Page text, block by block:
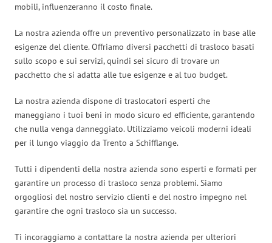
mobili, influenzeranno il costo finale.
La nostra azienda offre un preventivo personalizzato in base alle
esigenze del cliente. Offriamo diversi pacchetti di trasloco basati
sullo scopo e sui servizi, quindi sei sicuro di trovare un
pacchetto che si adatta alle tue esigenze e al tuo budget.
La nostra azienda dispone di traslocatori esperti che
maneggiano i tuoi beni in modo sicuro ed efficiente, garantendo
che nulla venga danneggiato. Utilizziamo veicoli moderni ideali
per il lungo viaggio da Trento a Schifflange.
Tutti i dipendenti della nostra azienda sono esperti e formati per
garantire un processo di trasloco senza problemi. Siamo
orgogliosi del nostro servizio clienti e del nostro impegno nel
garantire che ogni trasloco sia un successo.
Ti incoraggiamo a contattare la nostra azienda per ulteriori